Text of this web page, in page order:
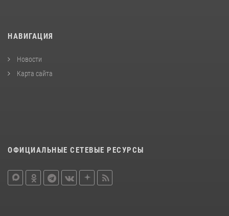
НАВИГАЦИЯ
Новости
Карта сайта
ОФИЦИАЛЬНЫЕ СЕТЕВЫЕ РЕСУРСЫ